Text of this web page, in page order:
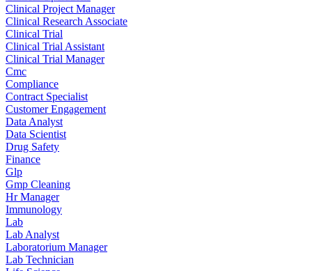
Clinical Project Manager
Clinical Research Associate
Clinical Trial
Clinical Trial Assistant
Clinical Trial Manager
Cmc
Compliance
Contract Specialist
Customer Engagement
Data Analyst
Data Scientist
Drug Safety
Finance
Glp
Gmp Cleaning
Hr Manager
Immunology
Lab
Lab Analyst
Laboratorium Manager
Lab Technician